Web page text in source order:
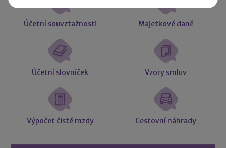
Účetní souvztažnosti Majetkové daně
Účetní slovníček Vzory smluv
Výpočet čisté mzdy Cestovní náhrady